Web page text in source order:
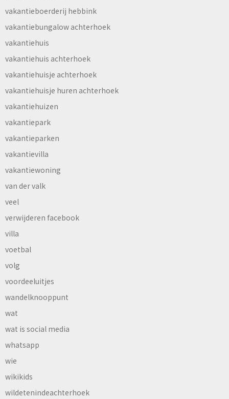
vakantieboerderij hebbink
vakantiebungalow achterhoek
vakantiehuis
vakantiehuis achterhoek
vakantiehuisje achterhoek
vakantiehuisje huren achterhoek
vakantiehuizen
vakantiepark
vakantieparken
vakantievilla
vakantiewoning
van der valk
veel
verwijderen facebook
villa
voetbal
volg
voordeeluitjes
wandelknooppunt
wat
wat is social media
whatsapp
wie
wikikids
wildetenindeachterhoek